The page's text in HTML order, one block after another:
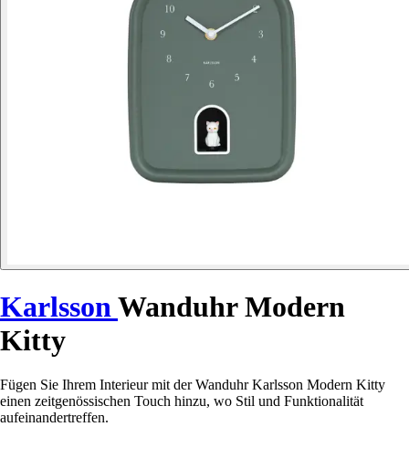
Karlsson Wanduhr Modern
Kitty
Fügen Sie Ihrem Interieur mit der Wanduhr Karlsson Modern Kitty
einen zeitgenössischen Touch hinzu, wo Stil und Funktionalität
aufeinandertreffen.